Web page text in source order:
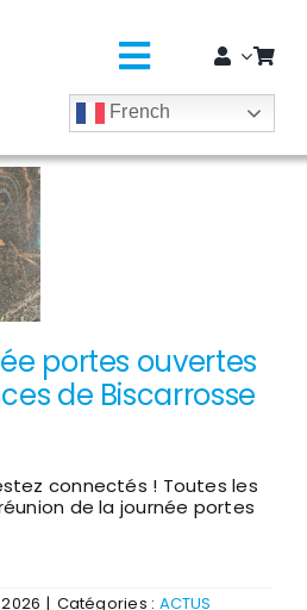
Toggle
COLOS
/ GROUPES
JEUNESSE
& CITOYENNETÉ
ET SAPADHE
French
portes ouvertes
de Biscarrosse
connectés ! Toutes les
de la journée portes
| Catégories : ACTUS